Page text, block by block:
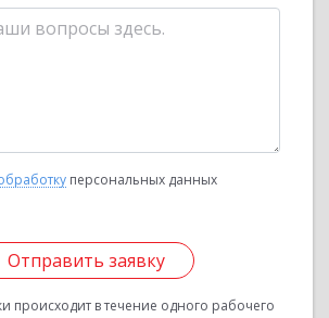
персональных данных
Отправить заявку
происходит в течение одного рабочего